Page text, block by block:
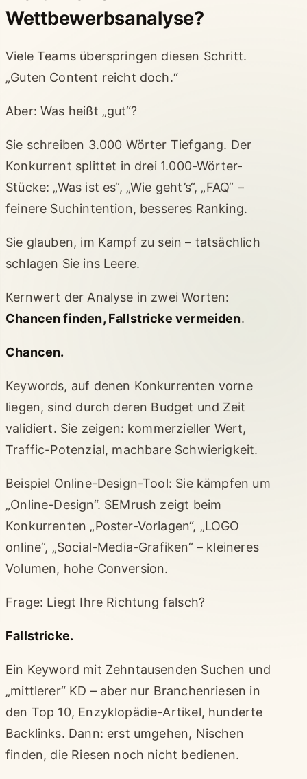
Wettbewerbsanalyse?
Viele Teams überspringen diesen Schritt.
„Guten Content reicht doch.“
Aber: Was heißt „gut“?
Sie schreiben 3.000 Wörter Tiefgang. Der
Konkurrent splittet in drei 1.000-Wörter-
Stücke: „Was ist es“, „Wie geht’s“, „FAQ“ –
feinere Suchintention, besseres Ranking.
Sie glauben, im Kampf zu sein – tatsächlich
schlagen Sie ins Leere.
Kernwert der Analyse in zwei Worten:
Chancen finden, Fallstricke vermeiden.
Chancen.
Keywords, auf denen Konkurrenten vorne
liegen, sind durch deren Budget und Zeit
validiert. Sie zeigen: kommerzieller Wert,
Traffic-Potenzial, machbare Schwierigkeit.
Beispiel Online-Design-Tool: Sie kämpfen um
„Online-Design“. SEMrush zeigt beim
Konkurrenten „Poster-Vorlagen“, „LOGO
online“, „Social-Media-Grafiken“ – kleineres
Volumen, hohe Conversion.
Frage: Liegt Ihre Richtung falsch?
Fallstricke.
Ein Keyword mit Zehntausenden Suchen und
„mittlerer“ KD – aber nur Branchenriesen in
den Top 10, Enzyklopädie-Artikel, hunderte
Backlinks. Dann: erst umgehen, Nischen
finden, die Riesen noch nicht bedienen.